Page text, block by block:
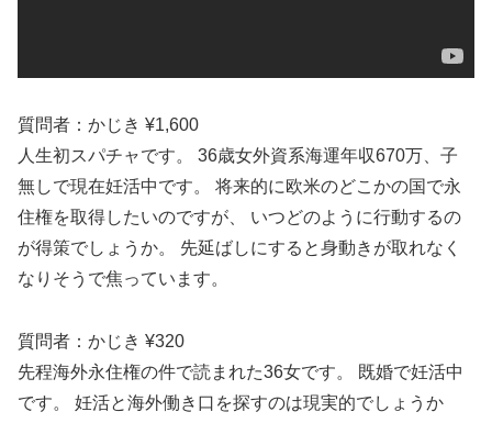
質問者：かじき ¥1,600
人生初スパチャです。 36歳女外資系海運年収670万、子
無しで現在妊活中です。 将来的に欧米のどこかの国で永
住権を取得したいのですが、 いつどのように行動するの
が得策でしょうか。 先延ばしにすると身動きが取れなく
なりそうで焦っています。
質問者：かじき ¥320
先程海外永住権の件で読まれた36女です。 既婚で妊活中
です。 妊活と海外働き口を探すのは現実的でしょうか